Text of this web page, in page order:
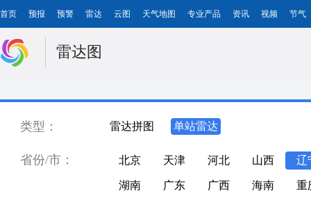
首页 预报 预警 雷达 云图 天气地图 专业产品 资讯 视频 节气
雷达图
类型： 雷达拼图 单站雷达
省份/市： 北京 天津 河北 山西 辽
湖南 广东 广西 海南 重